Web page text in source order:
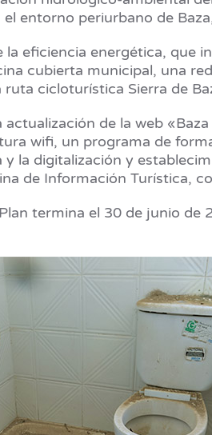
entorno periurbano de
eficiencia energética, que
cubierta municipal, una
cicloturística Sierra de
de la web
wifi, un programa de
la digitalización y
de Información Turística,
termina el 30 de junio